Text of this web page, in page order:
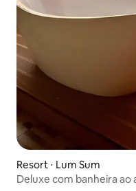
Resort ⋅ Lum Sum
Deluxe com banheira ao